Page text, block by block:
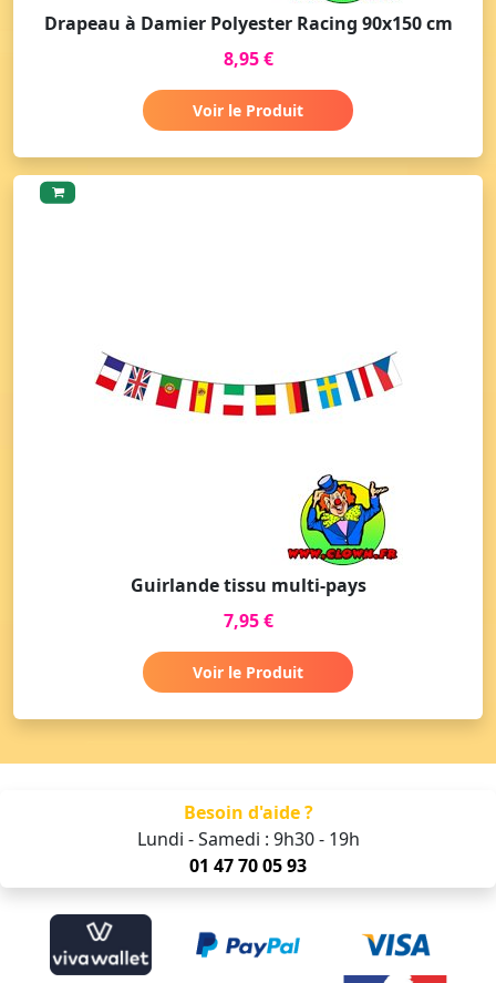
Drapeau à Damier Polyester Racing 90x150 cm
8,95 €
Voir le Produit
Guirlande tissu multi-pays
7,95 €
Voir le Produit
Besoin d'aide ?
Lundi - Samedi : 9h30 - 19h
01 47 70 05 93